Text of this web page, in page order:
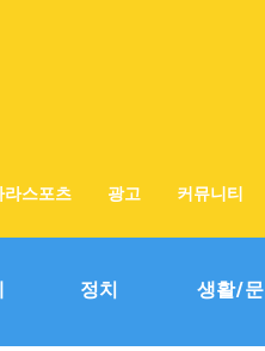
라스포츠 광고 커뮤니티
정치 생활/